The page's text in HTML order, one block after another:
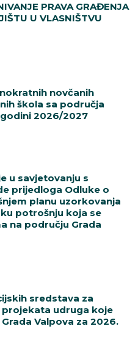
PRAVA GRAĐENJA
U VLASNIŠTVU
novčanih
škola sa područja
2026/2027
u savjetovanju s
prijedloga Odluke o
planu uzorkovanja
potrošnju koja se
na području Grada
sredstava za
udruga koje
Valpova za 2026.